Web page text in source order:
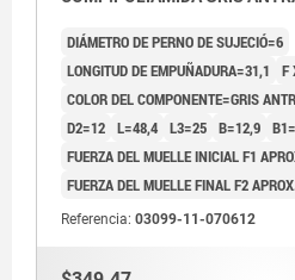
DIÁMETRO DE PERNO DE SUJECIÓ=6
LONGITUD DE EMPUÑADURA=31,1
F
COLOR DEL COMPONENTE=GRIS
D2=12 L=48,4 L3=25 B=12,9
FUERZA DEL MUELLE INICIAL F1
FUERZA DEL MUELLE FINAL F2
Referencia: 03099-11-070612